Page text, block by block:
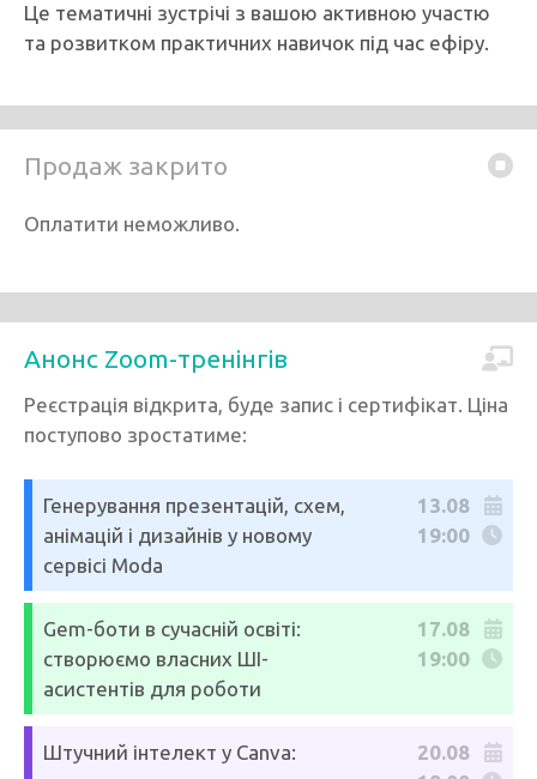
Це тематичні зустрічі з вашою активною участю
та розвитком практичних навичок під час ефіру.
Продаж закрито
Оплатити неможливо.
Анонс Zoom-тренінгів
Реєстрація відкрита, буде запис і сертифікат. Ціна
поступово зростатиме:
Генерування презентацій, схем,
анімацій і дизайнів у новому
сервісі Moda
13.08
19:00
Gem-боти в сучасній освіті:
створюємо власних ШІ-
асистентів для роботи
17.08
19:00
Штучний інтелект у Canva:
20.08